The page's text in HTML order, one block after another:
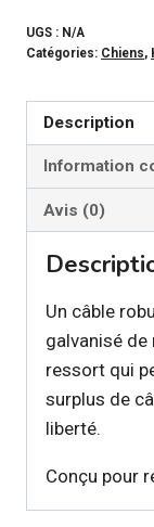
PET
-
d'attache
rétractable
piquet
pour
chiens
UGS : N/A
Catégories: Chiens,
Description
Information
Avis (0)
Un câble
galvanisé de
ressort qui
surplus de
liberté.
Conçu pour